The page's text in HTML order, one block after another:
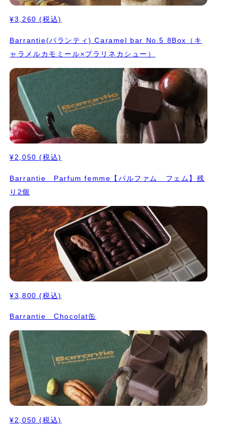
¥3,260 (税込)
Barrantie(バランティ) Caramel bar No.5 8Box（キ
ャラメルカモミール×プラリネカシュー）
¥2,050 (税込)
Barrantie Parfum femme【パルファム フェム】残
り2個
¥3,800 (税込)
Barrantie Chocolat缶
¥2,050 (税込)